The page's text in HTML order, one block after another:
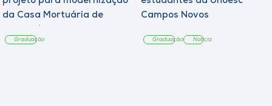
da Casa Mortuária de
Graduação
Campos Novos
Graduação Notícia